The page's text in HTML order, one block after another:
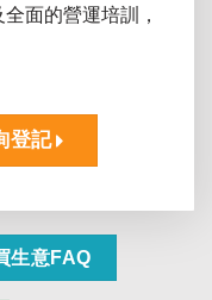
面的營運培訓，
登記
生意FAQ